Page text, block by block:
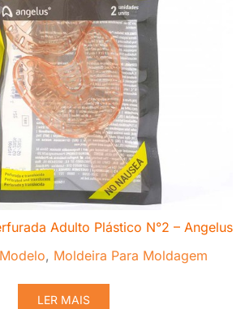
Adulto Plástico N°2 – Angelus
, Moldeira Para Moldagem
LER MAIS